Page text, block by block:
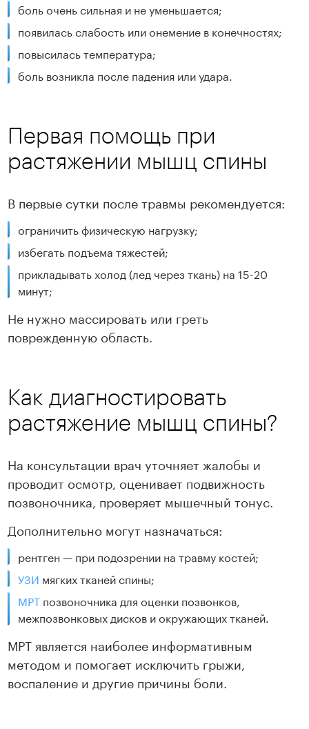
боль очень сильная и не уменьшается;
появилась слабость или онемение в конечностях;
повысилась температура;
боль возникла после падения или удара.
Первая помощь при
растяжении мышц спины
В первые сутки после травмы рекомендуется:
ограничить физическую нагрузку;
избегать подъема тяжестей;
прикладывать холод (лед через ткань) на 15-20
минут;
Не нужно массировать или греть
поврежденную область.
Как диагностировать
растяжение мышц спины?
На консультации врач уточняет жалобы и
проводит осмотр, оценивает подвижность
позвоночника, проверяет мышечный тонус.
Дополнительно могут назначаться:
рентген — при подозрении на травму костей;
УЗИ мягких тканей спины;
МРТ позвоночника для оценки позвонков,
межпозвонковых дисков и окружающих тканей.
МРТ является наиболее информативным
методом и помогает исключить грыжи,
воспаление и другие причины боли.